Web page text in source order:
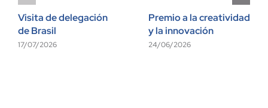
Visita de delegación
de Brasil
17/07/2026
Premio a la creatividad
y la innovación
24/06/2026